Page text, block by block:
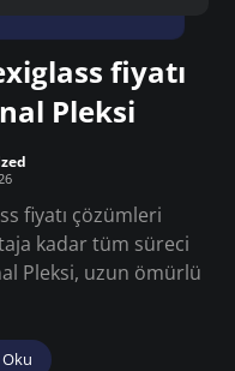
fiyatı
Pleksi
fiyatı çözümleri
kadar tüm süreci
Pleksi, uzun ömürlü
Oku